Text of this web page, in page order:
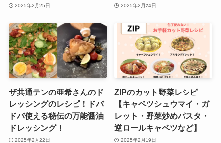
2025年2月25日 2025年2月24日
ザ共通テンの亜希さんのド
レッシングのレシピ！ドバ
ドバ使える秘伝の万能醤油
ドレッシング！
2025年2月22日
ZIPのカット野菜レシピ
【キャベツシュウマイ・ガ
レット・野菜炒めパスタ・
逆ロールキャベツなど】
2025年2月19日